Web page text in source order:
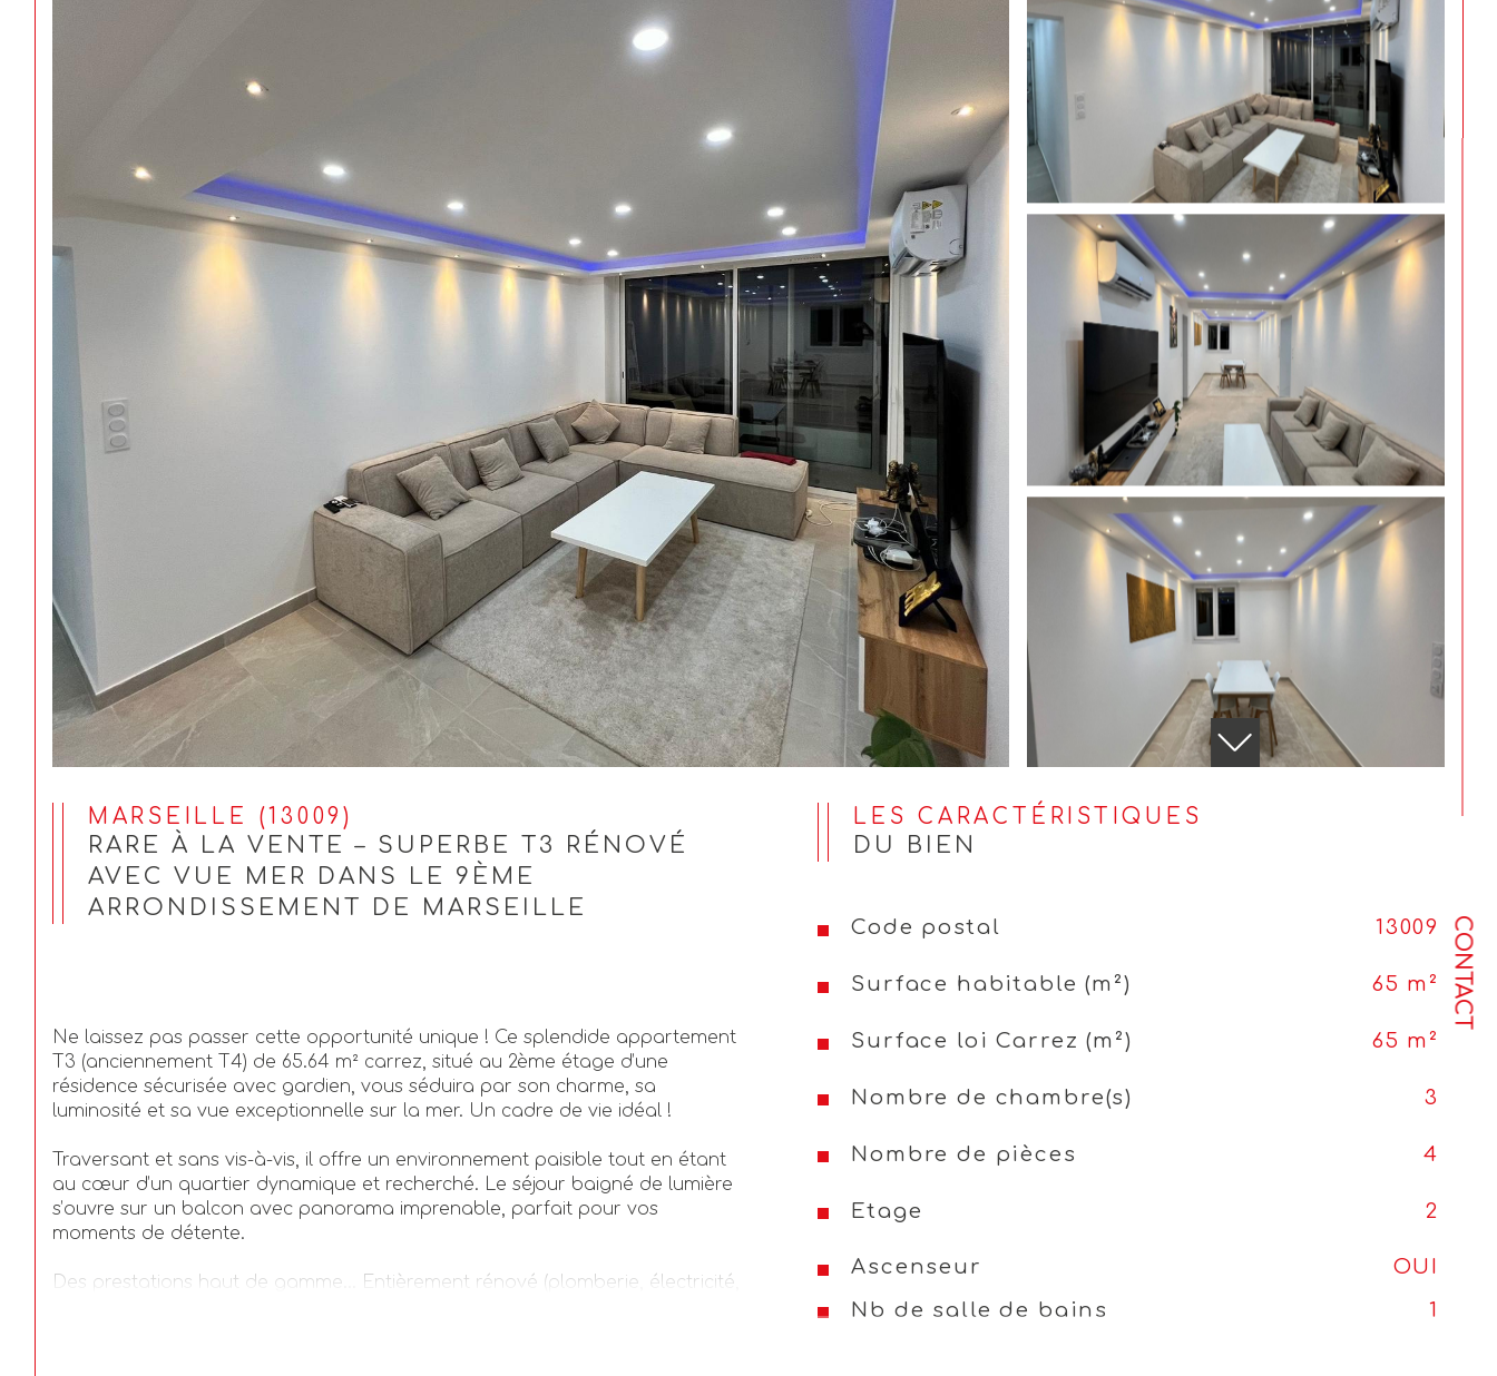
CONTACT
MARSEILLE (13009)
RARE À LA VENTE – SUPERBE T3 RÉNOVÉ
AVEC VUE MER DANS LE 9ÈME
ARRONDISSEMENT DE MARSEILLE
Ne laissez pas passer cette opportunité unique ! Ce splendide appartement
T3 (anciennement T4) de 65.64 m² carrez, situé au 2ème étage d’une
résidence sécurisée avec gardien, vous séduira par son charme, sa
luminosité et sa vue exceptionnelle sur la mer. Un cadre de vie idéal !
Traversant et sans vis-à-vis, il offre un environnement paisible tout en étant
au cœur d’un quartier dynamique et recherché. Le séjour baigné de lumière
s’ouvre sur un balcon avec panorama imprenable, parfait pour vos
moments de détente.
Des prestations haut de gamme... Entièrement rénové (plomberie, électricité,
LES CARACTÉRISTIQUES
DU BIEN
Code postal 13009
Surface habitable (m²) 65 m²
Surface loi Carrez (m²) 65 m²
Nombre de chambre(s) 3
Nombre de pièces 4
Etage 2
Ascenseur
OUI
Nb de salle de bains
1